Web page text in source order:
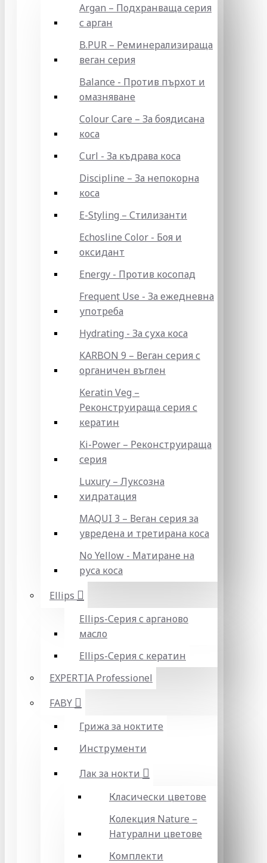
Argan – Подхранваща серия
с арган
B.PUR – Реминерализираща
веган серия
Balance - Против пърхот и
омазняване
Colour Care – За боядисана
коса
Curl - За къдрава коса
Discipline – За непокорна
коса
E-Styling – Стилизанти
Echosline Color - Боя и
оксидант
Energy - Против косопад
Frequent Use - За ежедневна
употреба
Hydrating - За суха коса
KARBON 9 – Веган серия с
органичен въглен
Keratin Veg –
Реконструираща серия с
кератин
Ki-Power – Реконструираща
серия
Luxury – Луксозна
хидратация
MAQUI 3 – Веган серия за
увредена и третирана коса
No Yellow - Матиране на
руса коса
Ellips
Ellips-Серия с арганово
масло
Ellips-Серия с кератин
EXPERTIA Professionel
FABY
Грижа за ноктите
Инструменти
Лак за нокти
Класически цветове
Колекция Nature –
Натурални цветове
Комплекти